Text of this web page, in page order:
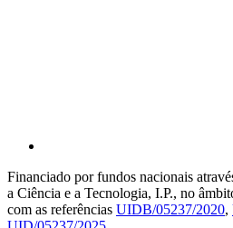
Financiado por fundos nacionais
a Ciência e a Tecnologia, I.P., no
com as referências UIDB/05237/2020,